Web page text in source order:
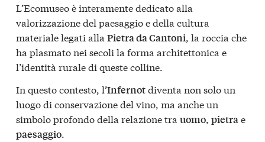
L’Ecomuseo è interamente dedicato alla
valorizzazione del paesaggio e della cultura
materiale legati alla Pietra da Cantoni, la roccia che
ha plasmato nei secoli la forma architettonica e
l’identità rurale di queste colline.
In questo contesto, l’Infernotdiventa non solo un
luogo di conservazione del vino, ma anche un
simbolo profondo della relazione tra uomo, pietrae
paesaggio.